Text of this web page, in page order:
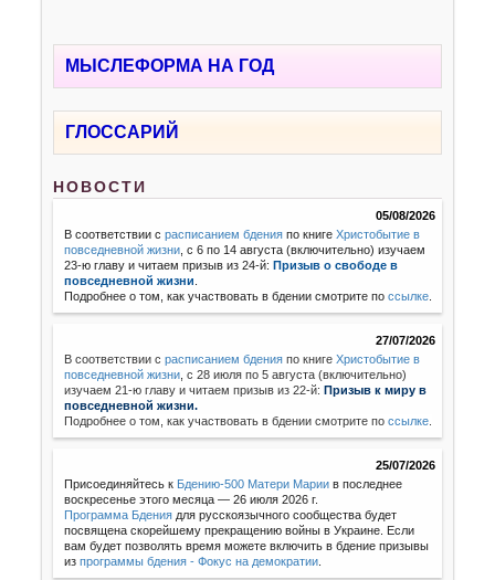
МЫСЛЕФОРМА НА ГОД
ГЛОССАРИЙ
НОВОСТИ
05/08/2026
В соответствии срасписанием бдения по книгеХристобытие в
повседневной жизни , с 6 по 14 августа (включительно) изучаем
23-ю главу и читаем призыв из 24-й:Призыв о свободе в
повседневной жизни
Подробнее о том, как участвовать в бдении смотрите поссылке
27/07/2026
В соответствии с расписанием бдения по книгеХристобытие в
повседневной жизни с 28 июля по 5 августа (включительно)
изучаем 21-ю главу и читаем призыв из 22-й:Призыв к миру в
повседневной жизни.
Подробнее о том, как участвовать в бдении смотрите поссылке
25/07/2026
Присоединяйтесь к Бдению-500 Матери Марии в последнее
воскресенье этого месяца — 26 июля 2026 г.
Программа Бдения для русскоязычного сообщества будет
посвящена скорейшему прекращению войны в Украине. Если
вам будет позволять время можете включить в бдение призывы
изпрограммы бдения - Фокус на демократии